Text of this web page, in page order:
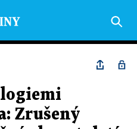
Zrušený